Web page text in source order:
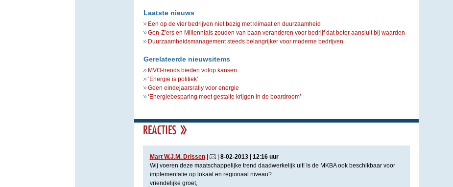
Laatste nieuws
Een op de vier bedrijven niet bezig met klimaat en duurzaamheid
Gen-Z’ers en Millennials zouden van baan veranderen voor bedrijf dat beter aansluit bij waarden
Duurzaamheidsmanagement steeds belangrijker voor moderne bedrijven
Gerelateerde nieuwsitems
MVO-trends bieden volop kansen
‘Energie is politiek’
Geen eindejaarsrally voor energie
‘Energiebesparing moet gestalte krijgen in de boardroom’
Mart W.J.M. Drissen| | 8-02-2013| 12:16 uur
Wij voeren deze maatschappelijke trend daadwerkelijk uit! Is de MKBA ook beschikbaar voor
implementatie op lokaal en regionaal niveau?
vriendelijke groet,